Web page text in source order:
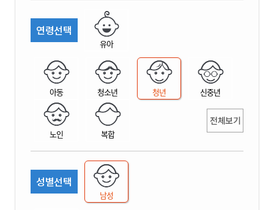
연령선택
유아
아동 청소년 청년 신중년
노인 복합
전체보기
성별선택
남성